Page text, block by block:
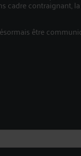
cadre contraignant,
être